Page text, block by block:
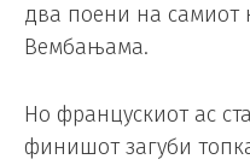
два поени на самиот
Вембањама.
Но францускиот ас
финишот загуби